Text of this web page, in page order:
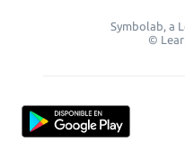
Symbolab, a
©